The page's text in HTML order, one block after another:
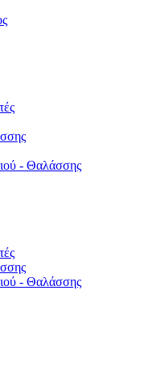
- Θαλάσσης
- Θαλάσσης